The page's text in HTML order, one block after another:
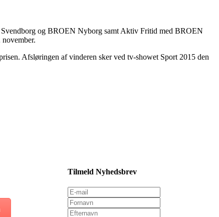
og BROEN Nyborg samt Aktiv Fritid med BROEN
Afsløringen af vinderen sker ved tv-showet Sport 2015 den
Tilmeld Nyhedsbrev